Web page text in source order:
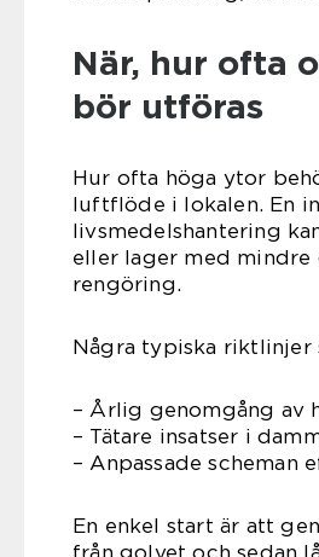
När, hur ofta
bör utföras
Hur ofta höga ytor
luftflöde i lokalen. En
livsmedelshantering
eller lager med mindre
rengöring.
Några typiska riktlinjer
– Årlig genomgång av
– Tätare insatser i
– Anpassade
En enkel start är att
från golvet och sedan